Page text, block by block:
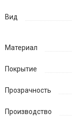
Вид
Материал
Покрытие
Прозрачность
Производство